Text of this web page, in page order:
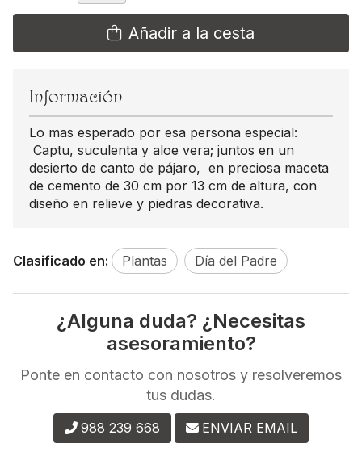
Añadir a la cesta
Información
Lo mas esperado por esa persona especial:
Captu, suculenta y aloe vera; juntos en un
desierto de canto de pájaro, en preciosa maceta
de cemento de 30 cm por 13 cm de altura, con
diseño en relieve y piedras decorativa.
Clasificado en: Plantas Día del Padre
¿Alguna duda? ¿Necesitas
asesoramiento?
Ponte en contacto con nosotros y resolveremos
tus dudas.
988 239 668 ENVIAR EMAIL